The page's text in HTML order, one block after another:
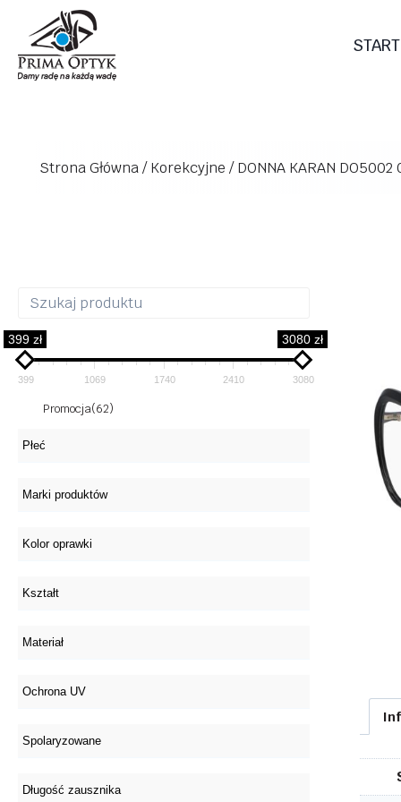
treści
START
Strona Główna/Korekcyjne /DONNA KARAN DO5002
399 zł 3080 zł
399 1069 1740 2410 3080
Promocja(62)